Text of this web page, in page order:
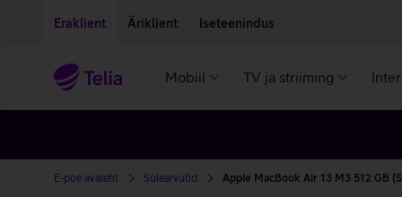
Eraklient Äriklient Iseteenindus
Mobiil TV ja striiming
E-poe avaleht Sülearvutid Apple MacBook Air 13 M3 512 GB